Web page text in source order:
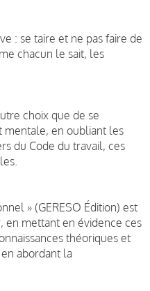
: se taire et ne pas faire de
chacun le sait, les
choix que de se
mentale, en oubliant les
du Code du travail, ces
» (GERESO Édition) est
en mettant en évidence ces
théoriques et
abordant la